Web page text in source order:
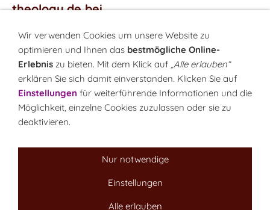
theology.de bei
...Facebook
...Twitter
Monatsrätsel
Rätseln & Gewinnen!
LINK-Hinweis
Über unsKontakt
Wir verwenden Cookies um unsere Website zu
optimieren und Ihnen das bestmögliche Online-
Erlebnis zu bieten. Mit dem Klick auf „Alle erlauben“
erklären Sie sich damit einverstanden. Klicken Sie auf
Einstellungen für weiterführende Informationen und die
Möglichkeit, einzelne Cookies zuzulassen oder sie zu
deaktivieren.
Nur notwendige
Einstellungen
Alle erlauben